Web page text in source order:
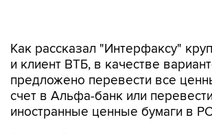
предложено перевести все
счет в Альфа-банк или
иностранные ценные бумаги в
В банке Тинькофф "Интерфаксу"